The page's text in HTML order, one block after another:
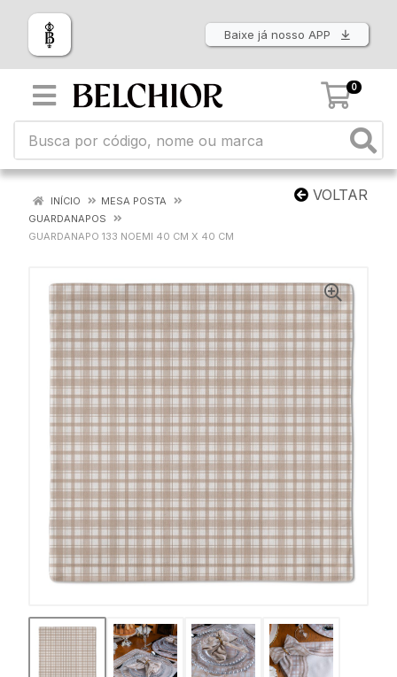
Baixe já nosso APP
0
VOLTAR
INÍCIO
MESA POSTA
GUARDANAPOS
GUARDANAPO 133 NOEMI 40 CM X 40 CM